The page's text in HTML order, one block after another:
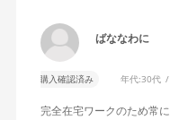
ばななわに
購入確認済み 年代:30代
完全在宅ワークのため常